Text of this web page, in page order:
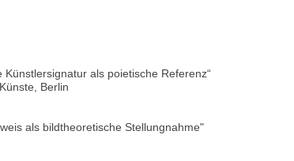
als poietische Referenz“
Berlin
als bildtheoretische Stellungnahme"